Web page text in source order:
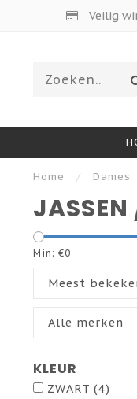
Veilig
Home / Dames
Min: €0
Meest
Alle merken
KLEUR
ZWART (4)